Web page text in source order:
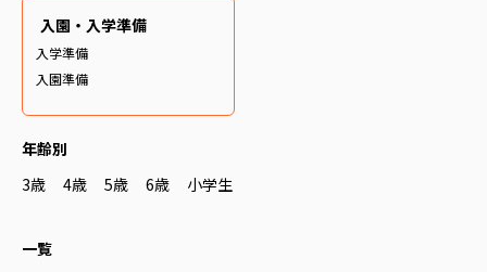
入園・入学準備
入学準備
入園準備
年齢別
3歳
4歳 5歳 6歳 小学生
一覧